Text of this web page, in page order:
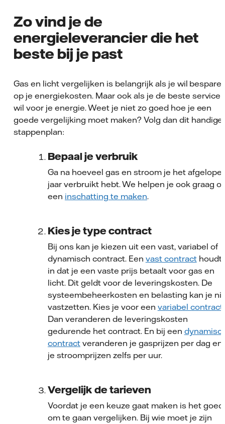
Zo vind je de
energieleverancier die het
beste bij je past
Gas en licht vergelijken is belangrijk als je wil
op je energiekosten. Maar ook als je de beste service
wil voor je energie. Weet je niet zo goed hoe je een
goede vergelijking moet maken? Volg dan dit handige
stappenplan:
Bepaal je verbruik
Ga na hoeveel gas en stroom je het
jaar verbruikt hebt. We helpen je ook graag
een inschatting te maken.
Kies je type contract
Bij ons kan je kiezen uit een vast, variabel of
dynamisch contract. Een vast contracthoudt
in dat je een vaste prijs betaalt voor gas en
licht. Dit geldt voor de leveringskosten. De
systeembeheerkosten en belasting kan je
vastzetten. Kies je voor een variabel contract
Dan veranderen de leveringskosten
gedurende het contract. En bij een
contractveranderen je gasprijzen per dag en
je stroomprijzen zelfs per uur.
Vergelijk de tarieven
Voordat je een keuze gaat maken is het goed
om te gaan vergelijken. Bij wie moet je zijn